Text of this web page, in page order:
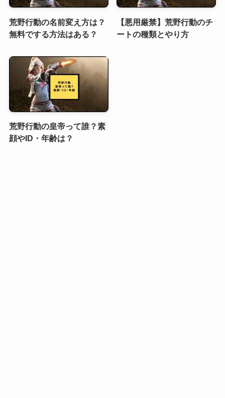
荒野行動の名前変え方は？
無料でする方法はある？
【悪用厳禁】荒野行動のチ
ートの種類とやり方
荒野行動の皇帝って誰？素
顔やID・年齢は？